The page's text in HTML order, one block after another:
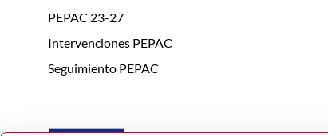
PEPAC 23-27
Intervenciones PEPAC
Seguimiento PEPAC